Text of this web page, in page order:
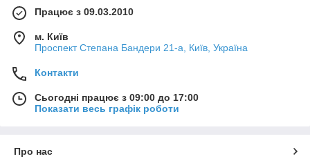
Працює з 09.03.2010
м. Київ
Проспект Степана Бандери 21-а, Київ, Україна
Контакти
Сьогодні працює з 09:00 до 17:00
Показати весь графік роботи
Про нас